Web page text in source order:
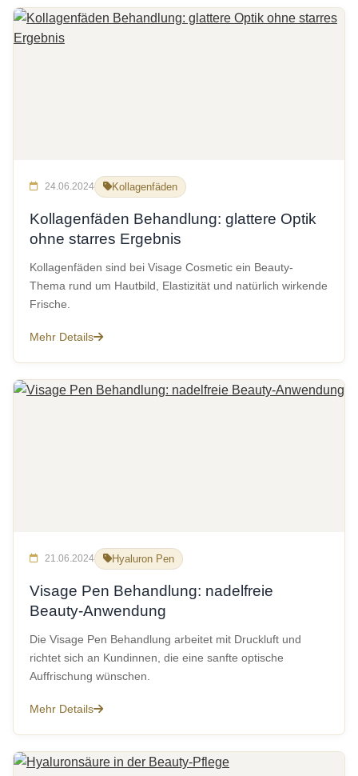
24.06.2024 Kollagenfäden
Kollagenfäden Behandlung: glattere Optik
ohne starres Ergebnis
Kollagenfäden sind bei Visage Cosmetic ein Beauty-
Thema rund um Hautbild, Elastizität und natürlich wirkende
Frische.
Mehr Details
21.06.2024 Hyaluron Pen
Visage Pen Behandlung: nadelfreie
Beauty-Anwendung
Die Visage Pen Behandlung arbeitet mit Druckluft und
richtet sich an Kundinnen, die eine sanfte optische
Auffrischung wünschen.
Mehr Details